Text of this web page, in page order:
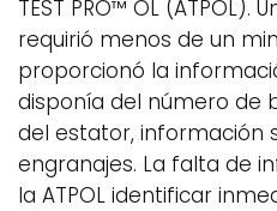
TEST PRO™ OL
requirió menos de un
proporcionó la
disponía del número de
del estator, información
engranajes. La falta de
la ATPOL identificar